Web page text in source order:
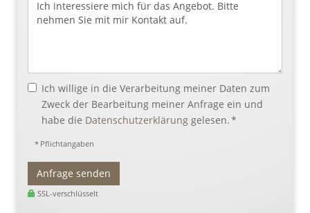
Ich willige in die Verarbeitung meiner Daten zum
Zweck der Bearbeitung meiner Anfrage ein und
habe die Datenschutzerklärung gelesen. *
* Pflichtangaben
Anfrage senden
SSL-verschlüsselt